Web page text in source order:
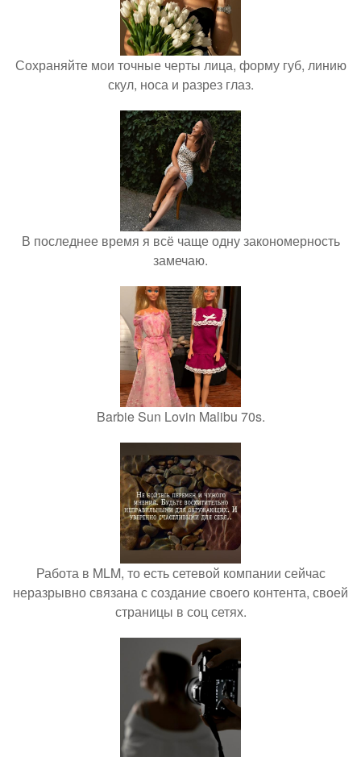
Сохраняйте мои точные черты лица, форму губ, линию
скул, носа и разрез глаз.
В последнее время я всё чаще одну закономерность
замечаю.
Barbie Sun Lovin Malibu 70s.
Работа в MLM, то есть сетевой компании сейчас
неразрывно связана с создание своего контента, своей
страницы в соц сетях.